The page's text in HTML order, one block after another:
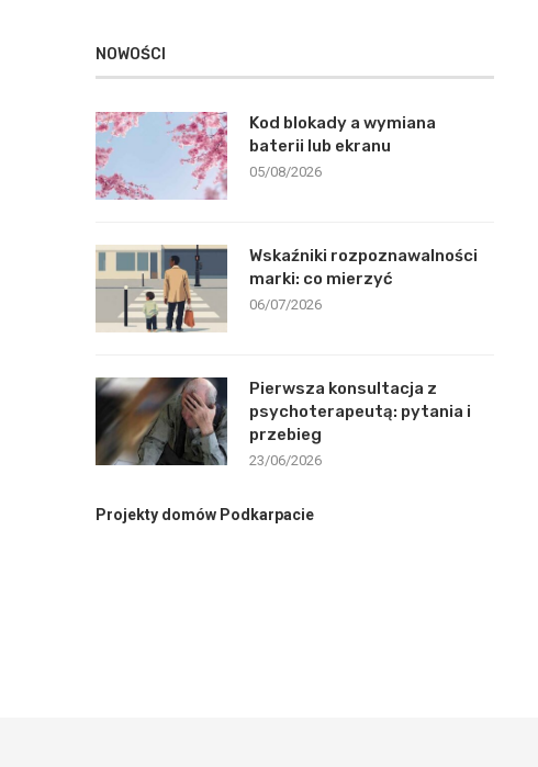
NOWOŚCI
Kod blokady a wymiana
baterii lub ekranu
05/08/2026
Wskaźniki rozpoznawalności
marki: co mierzyć
06/07/2026
Pierwsza konsultacja z
psychoterapeutą: pytania i
przebieg
23/06/2026
Projekty domów Podkarpacie